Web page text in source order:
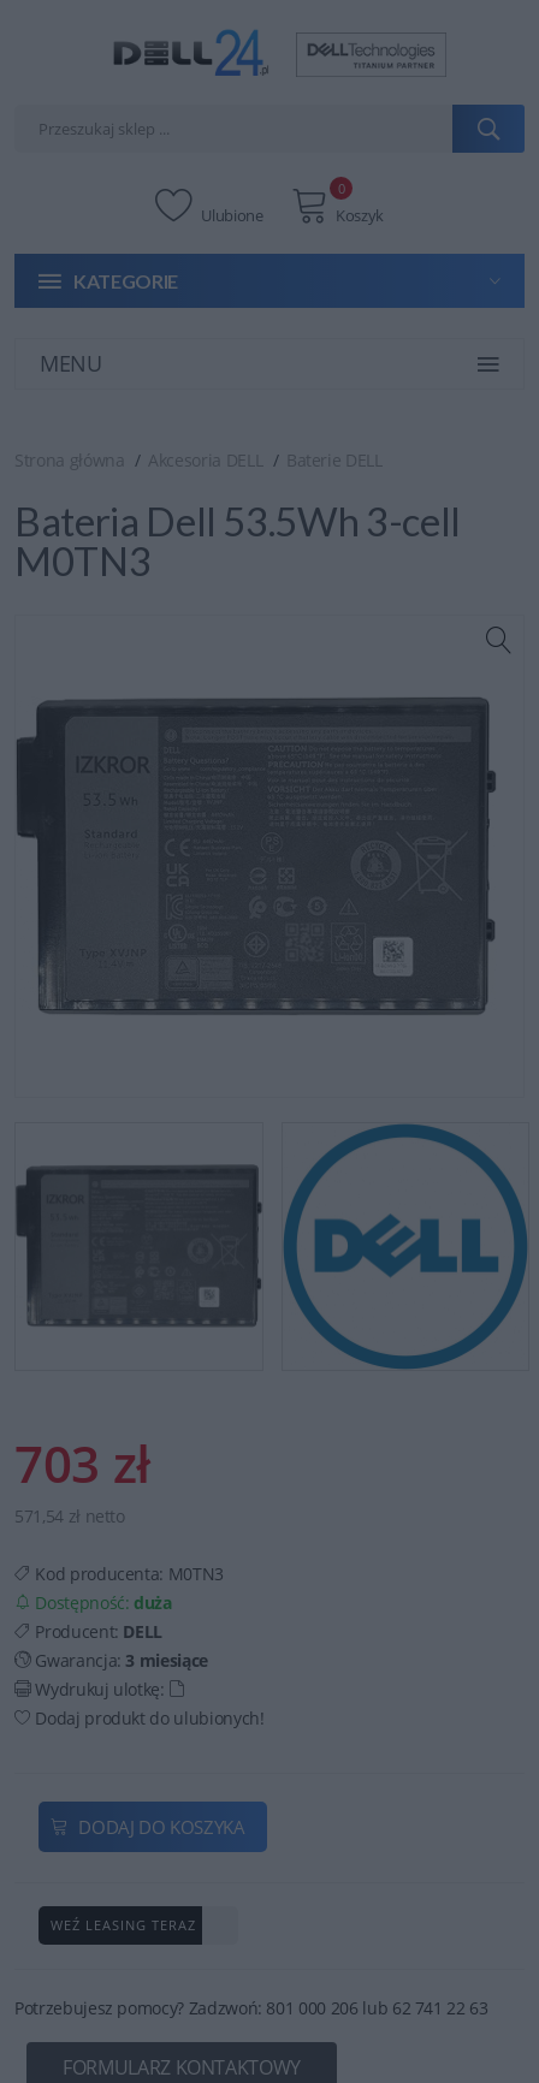
Ulubione Koszyk
0
KATEGORIE
MENU
Strona główna Akcesoria DELL Baterie DELL
Bateria Dell 53.5Wh 3-cell
M0TN3
703 zł
571,54 zł netto
Kod producenta: M0TN3
Dostępność: duża
Producent: DELL
Gwarancja:3 miesiące
Wydrukuj ulotkę:
Dodaj produkt do ulubionych!
DODAJ DO KOSZYKA
WEŹ LEASING TERAZ
Potrzebujesz pomocy? Zadzwoń: 801 000 206 lub 62 741 22 63
FORMULARZ KONTAKTOWY